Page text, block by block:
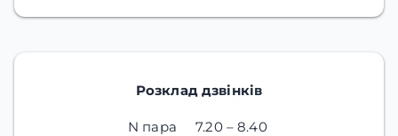
Розклад дзвінків
N пара
7.20 – 8.40